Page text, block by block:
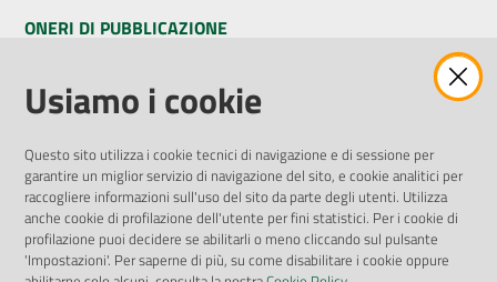
ONERI DI PUBBLICAZIONE
Amministrazione Trasparente
Pubblicità legale
Privacy Policy
Attuazione Misure PNRR
Liste di Attesa
ENTI, IMPRESE E PARTNER
Usiamo i cookie
Questo sito utilizza i cookie tecnici di navigazione e di sessione per
garantire un miglior servizio di navigazione del sito, e cookie analitici per
raccogliere informazioni sull'uso del sito da parte degli utenti. Utilizza
anche cookie di profilazione dell'utente per fini statistici. Per i cookie di
profilazione puoi decidere se abilitarli o meno cliccando sul pulsante
'Impostazioni'. Per saperne di più, su come disabilitare i cookie oppure